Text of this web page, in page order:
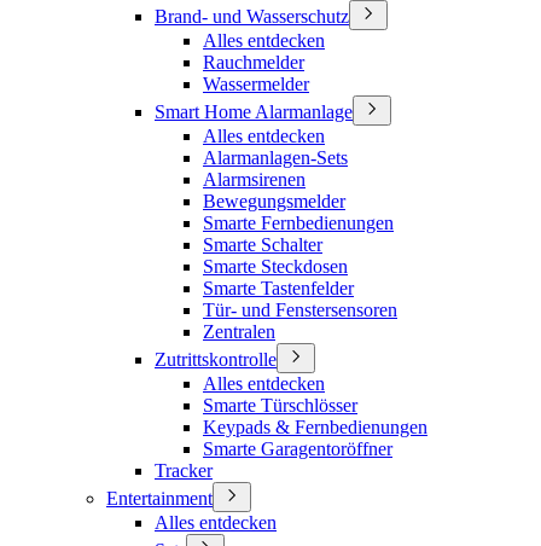
Brand- und Wasserschutz
Alles entdecken
Rauchmelder
Wassermelder
Smart Home Alarmanlage
Alles entdecken
Alarmanlagen-Sets
Alarmsirenen
Bewegungsmelder
Smarte Fernbedienungen
Smarte Schalter
Smarte Steckdosen
Smarte Tastenfelder
Tür- und Fenstersensoren
Zentralen
Zutrittskontrolle
Alles entdecken
Smarte Türschlösser
Keypads & Fernbedienungen
Smarte Garagentoröffner
Tracker
Entertainment
Alles entdecken